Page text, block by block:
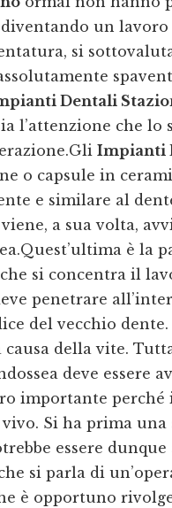
un lavoro
si
Dentali
l’attenzione che lo
Impianti
o capsule in
e similare al
a sua volta,
è la
si concentra il
penetrare
del vecchio
della vite.
deve essere
importante perché
Si ha prima una
essere dunque
si parla di
è opportuno